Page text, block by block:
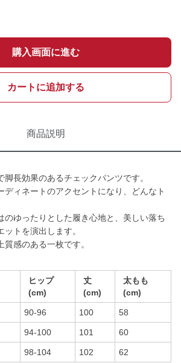
購入画面に進む
カートに追加する
商品説明
長効果のあるチェックパンツです。
ディネートのアクセントになり、どんなト
のゆったりとした履き心地と、美しい落ち
トを演出します。
感のある一枚です。
ヒップ
(cm)
丈
(cm)
太もも
(cm)
90-96 100 58
94-100 101 60
98-104 102 62